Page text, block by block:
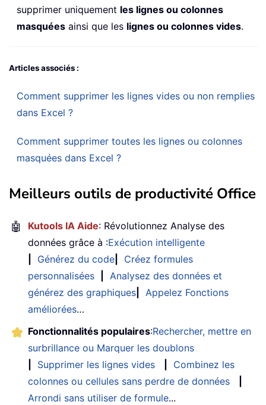
supprimer uniquement les lignes ou colonnes
masquées ainsi que les lignes ou colonnes vides.
Articles associés :
Comment supprimer les lignes vides ou non remplies
dans Excel ?
Comment supprimer toutes les lignes ou colonnes
masquées dans Excel ?
Meilleurs outils de productivité Office
🤖 Kutools IA Aide: Révolutionnez Analyse des
données grâce à :Exécution intelligente
Générez du code
Créez formules
personnalisées
Analysez des données et
générez des graphiques
Appelez Fonctions
améliorées…
Fonctionnalités populaires:Rechercher, mettre en
surbrillance ou Marquer les doublons
Supprimer les lignes vides
Combinez les
colonnes ou cellules sans perdre de données
Arrondi sans utiliser de formule...